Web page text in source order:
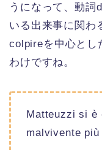
うになって、動詞
いる出来事に関わ
colpireを中心とし
わけですね。
Matteuzzi si è
malvivente